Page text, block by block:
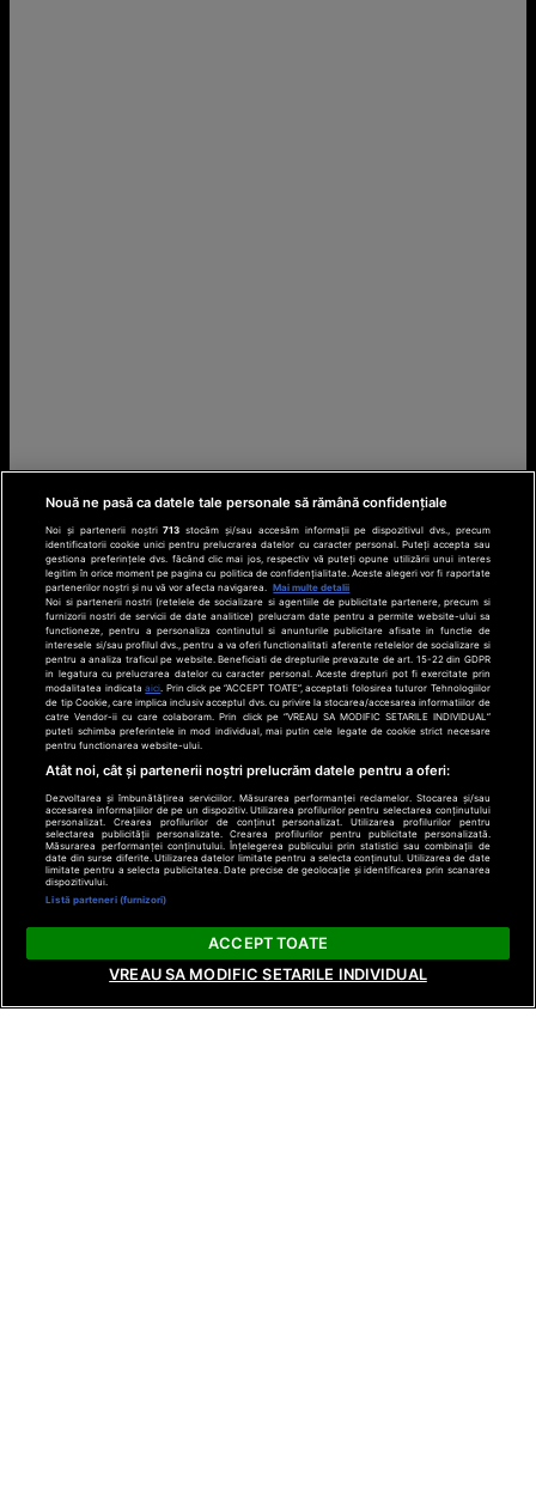
Nouă ne pasă ca datele tale personale să rămână confidențiale
Noi și partenerii noștri713 stocăm și/sau accesăm informații pe dispozitivul dvs., precum
identificatorii cookie unici pentru prelucrarea datelor cu caracter personal. Puteți accepta sau
gestiona preferințele dvs. făcând clic mai jos, respectiv vă puteți opune utilizării unui interes
legitim în orice moment pe pagina cu politica de confidențialitate. Aceste alegeri vor fi raportate
partenerilor noștri și nu vă vor afecta navigarea. Mai multe detalii
Noi si partenerii nostri (retelele de socializare si agentiile de publicitate partenere, precum si
furnizorii nostri de servicii de date analitice) prelucram date pentru a permite website-ului sa
functioneze, pentru a personaliza continutul si anunturile publicitare afisate in functie de
interesele si/sau profilul dvs., pentru a va oferi functionalitati aferente retelelor de socializare si
pentru a analiza traficul pe website. Beneficiati de drepturile prevazute de art. 15-22 din GDPR
in legatura cu prelucrarea datelor cu caracter personal. Aceste drepturi pot fi exercitate prin
modalitatea indicataaici. Prin click pe “ACCEPT TOATE”, acceptati folosirea tuturor Tehnologiilor
de tip Cookie, care implica inclusiv acceptul dvs. cu privire la stocarea/accesarea informatiilor de
catre Vendor-ii cu care colaboram. Prin click pe “VREAU SA MODIFIC SETARILE INDIVIDUAL”
puteti schimba preferintele in mod individual, mai putin cele legate de cookie strict necesare
pentru functionarea website-ului.
Atât noi, cât și partenerii noștri prelucrăm datele pentru a oferi:
Dezvoltarea și îmbunătățirea serviciilor. Măsurarea performanței reclamelor. Stocarea și/sau
accesarea informațiilor de pe un dispozitiv. Utilizarea profilurilor pentru selectarea conținutului
personalizat. Crearea profilurilor de conținut personalizat. Utilizarea profilurilor pentru
selectarea publicității personalizate. Crearea profilurilor pentru publicitate personalizată.
Măsurarea performanței conținutului. Înțelegerea publicului prin statistici sau combinații de
date din surse diferite. Utilizarea datelor limitate pentru a selecta conținutul. Utilizarea de date
limitate pentru a selecta publicitatea. Date precise de geolocație și identificarea prin scanarea
dispozitivului.
Listă parteneri (furnizori)
ACCEPT TOATE
VREAU SA MODIFIC SETARILE INDIVIDUAL